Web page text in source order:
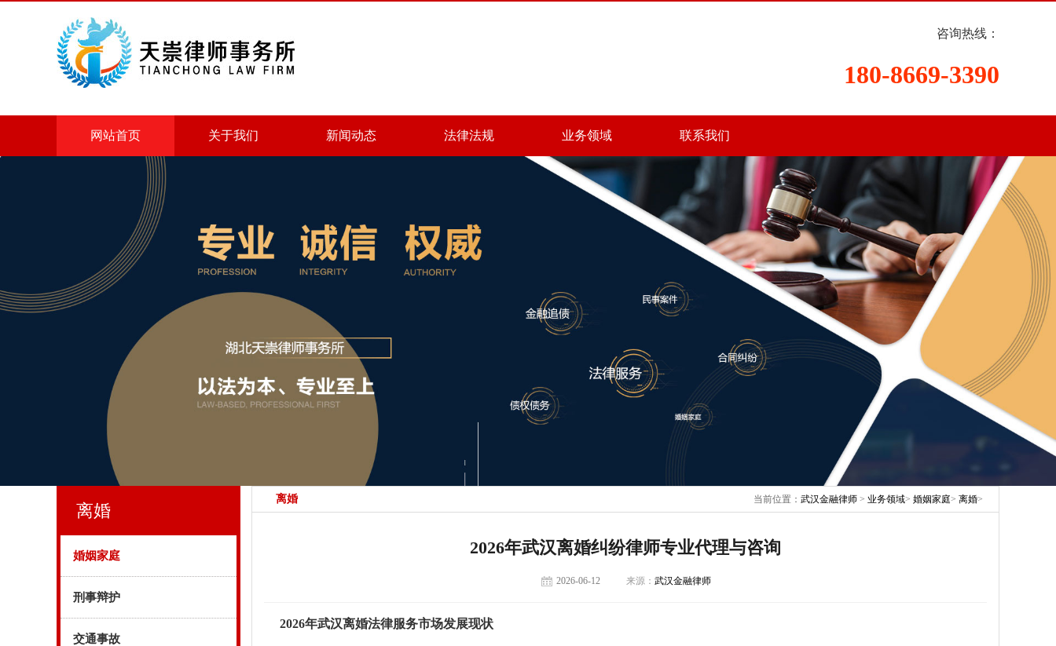
咨询热线：
180-8669-3390
网站首页 关于我们 新闻动态 法律法规 业务领域 联系我们
离婚 当前位置： 武汉金融律师 > 业务领域> 婚姻家庭> 离婚>
2026年武汉离婚纠纷律师专业代理与咨询
2026-06-12 来源： 武汉金融律师
2026年武汉离婚法律服务市场发展现状
离婚
婚姻家庭
刑事辩护
交通事故